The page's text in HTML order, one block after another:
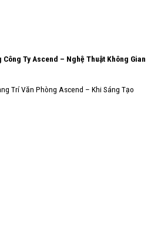
Ty Ascend – Nghệ Thuật Không Gian
Trí Văn Phòng Ascend – Khi Sáng Tạo